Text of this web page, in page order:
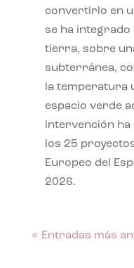
convertirlo en
se ha integrado
tierra, sobre
subterránea,
la temperatura
espacio verde
intervención ha
los 25
Europeo del
2026.
« Entradas más